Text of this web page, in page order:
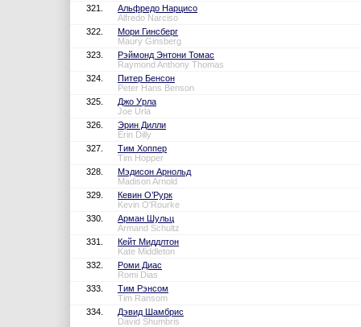
321.
Альфредо Нарцисо
Alfredo Narciso
322.
Мори Гинсберг
Maury Ginsberg
323.
Рэймонд Энтони Томас
Raymond Anthony Thomas
324.
Питер Бенсон
Peter Hans Benson
325.
Джо Урла
Joe Urla
326.
Эрин Дилли
Erin Dilly
327.
Тим Хоппер
Tim Hopper
328.
Мэдисон Арнольд
Madison Arnold
329.
Кевин О’Рурк
Kevin O'Rourke
330.
Арман Шульц
Armand Schultz
331.
Кейт Миддлтон
Kate Middleton
332.
Роми Диас
Romi Dias
333.
Тим Рэнсом
Tim Ransom
334.
Дэвид Шамбрис
David Shumbris